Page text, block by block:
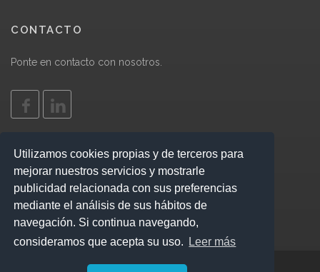
Utilizamos cookies propias y de terceros para
mejorar nuestros servicios y mostrarle
publicidad relacionada con sus preferencias
mediante el análisis de sus hábitos de
navegación. Si continua navegando,
consideramos que acepta su uso.
Leer más
CONTACTO
Ponte en contacto con nosotros.
|Aviso legal|